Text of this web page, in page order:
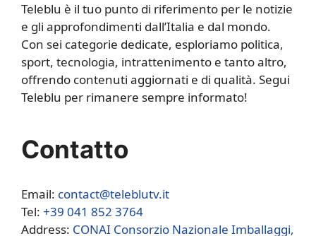
Teleblu è il tuo punto di riferimento per le notizie
e gli approfondimenti dall’Italia e dal mondo.
Con sei categorie dedicate, esploriamo politica,
sport, tecnologia, intrattenimento e tanto altro,
offrendo contenuti aggiornati e di qualità. Segui
Teleblu per rimanere sempre informato!
Contatto
Email: contact@teleblutv.it
Tel: +39 041 852 3764
Address: CONAI Consorzio Nazionale Imballaggi,